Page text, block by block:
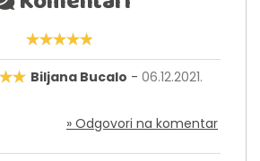
Biljana Bucalo - 06.12.2021.
» Odgovori na komentar